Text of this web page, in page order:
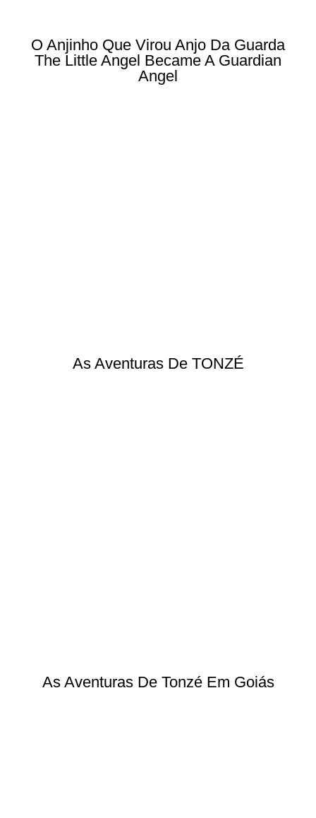
O Anjinho Que Virou Anjo Da Guarda
The Little Angel Became A Guardian
Angel
As Aventuras De TONZÉ
As Aventuras De Tonzé Em Goiás